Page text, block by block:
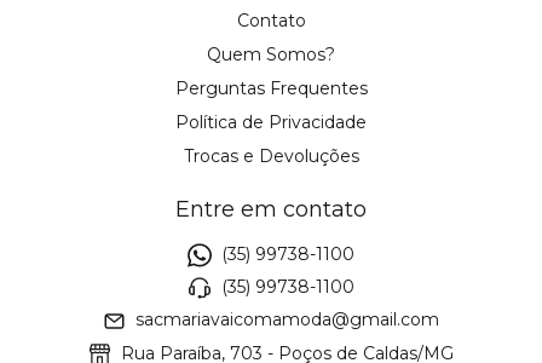
Contato
Quem Somos?
Perguntas Frequentes
Política de Privacidade
Trocas e Devoluções
Entre em contato
(35) 99738-1100
(35) 99738-1100
sacmariavaicomamoda@gmail.com
Rua Paraíba, 703 - Poços de Caldas/MG